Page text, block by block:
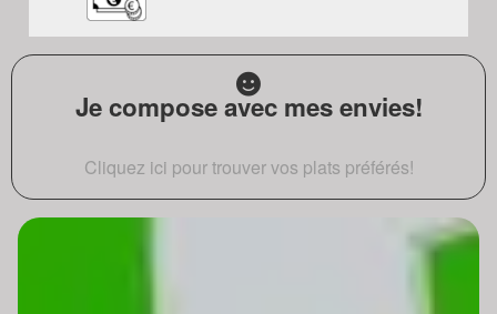
Je compose avec mes envies!
Cliquez ici pour trouver vos plats préférés!